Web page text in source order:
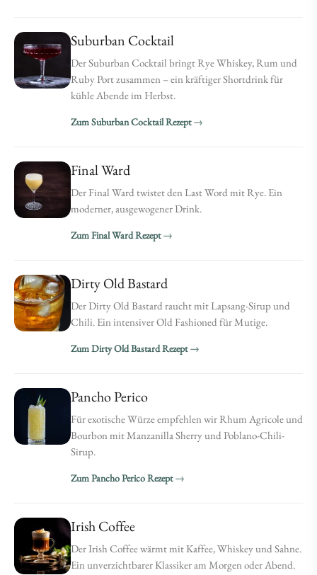
Suburban Cocktail
Der Suburban Cocktail bringt Rye Whiskey, Rum und
Ruby Port zusammen – ein kräftiger Shortdrink für
kühle Abende im Herbst.
Zum Suburban Cocktail Rezept
Final Ward
Der Final Ward twistet den Last Word mit Rye. Ein
moderner, ausgewogener Drink.
Zum Final Ward Rezept
Dirty Old Bastard
Der Dirty Old Bastard raucht mit Lapsang-Sirup und
Chili. Ein intensiver Old Fashioned für Mutige.
Zum Dirty Old Bastard Rezept
Pancho Perico
Für exotische Würze empfehlen wir Rhum Agricole und
Bourbon mit Manzanilla Sherry und Poblano-Chili-
Sirup.
Zum Pancho Perico Rezept
Irish Coffee
Der Irish Coffee wärmt mit Kaffee, Whiskey und Sahne.
Ein unverzichtbarer Klassiker am Morgen oder Abend.